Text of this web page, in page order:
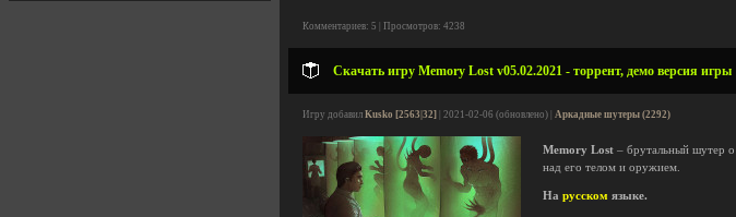
Комментариев: 5 | Просмотров: 4238
Скачать игру Memory Lost v05.02.2021 - торрент, демо версия игры
Игру добавил Kusko [2563|32] | 2021-02-06 (обновлено) | Аркадные шутеры (2292)
Memory Lost – брутальный шутер о
над его телом и оружием.
На русском языке.